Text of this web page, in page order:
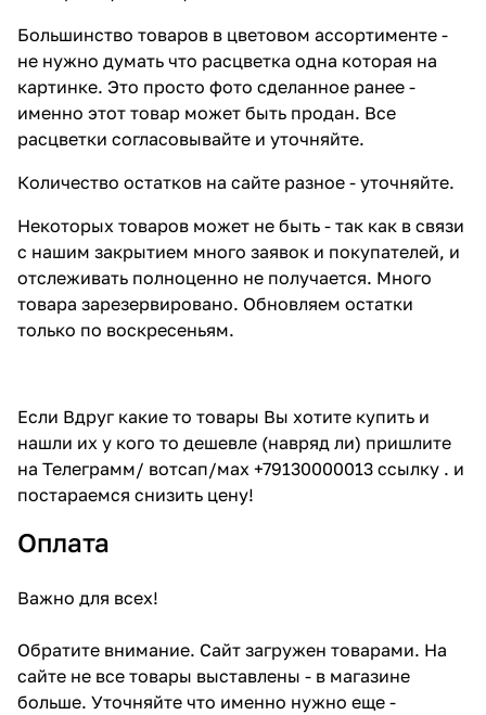
Большинство товаров в цветовом ассортименте -
не нужно думать что расцветка одна которая на
картинке. Это просто фото сделанное ранее -
именно этот товар может быть продан. Все
расцветки согласовывайте и уточняйте.
Количество остатков на сайте разное - уточняйте.
Некоторых товаров может не быть - так как в связи
с нашим закрытием много заявок и покупателей, и
отслеживать полноценно не получается. Много
товара зарезервировано. Обновляем остатки
только по воскресеньям.
Если Вдруг какие то товары Вы хотите купить и
нашли их у кого то дешевле (навряд ли) пришлите
на Телеграмм/ вотсап/мах +79130000013 ссылку . и
постараемся снизить цену!
Оплата
Важно для всех!
Обратите внимание. Сайт загружен товарами. На
сайте не все товары выставлены - в магазине
больше. Уточняйте что именно нужно еще -